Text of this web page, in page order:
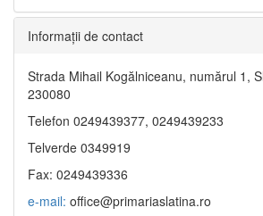
Informaţii de contact
Strada Mihail Kogălniceanu, numărul 1,
230080
Telefon 0249439377, 0249439233
Telverde 0349919
Fax: 0249439336
e-mail: office@primariaslatina.ro